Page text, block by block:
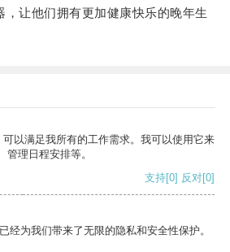
，让他们拥有更加健康快乐的晚年生
以满足我所有的工作需求。我可以使用它来
理日程安排等。
支持[0] 反对[0]
经为我们带来了无限的隐私和安全性保护。